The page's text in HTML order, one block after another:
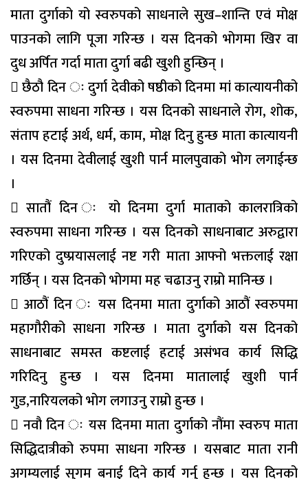
माता दुर्गाको यो स्वरुपको साधनाले सुख–शान्ति एवं मोक्ष
पाउनको लागि पूजा गरिन्छ । यस दिनको भोगमा खिर वा
दुध अर्पित गर्दा माता दुर्गा बढी खुशी हुन्छिन् ।
 छैठौ दिन ः दुर्गा देवीको षष्ठीको दिनमा मां कात्यायनीको
स्वरुपमा साधना गरिन्छ । यस दिनको साधनाले रोग, शोक,
संताप हटाई अर्थ, धर्म, काम, मोक्ष दिनु हुन्छ माता कात्यायनी
। यस दिनमा देवीलाई खुशी पार्न मालपुवाको भोग लगाईन्छ
।
 सातौं दिन ः यो दिनमा दुर्गा माताको कालरात्रिको
स्वरुपमा साधना गरिन्छ । यस दिनको साधनाबाट अरुद्वारा
गरिएको दुष्प्रयासलाई नष्ट गरी माता आफ्नो भक्तलाई रक्षा
गर्छिन् । यस दिनको भोगमा मह चढाउनु राम्रो मानिन्छ ।
 आठौं दिन ः यस दिनमा माता दुर्गाको आठौं स्वरुपमा
महागौरीको साधना गरिन्छ । माता दुर्गाको यस दिनको
साधनाबाट समस्त कष्टलाई हटाई असंभव कार्य सिद्धि
गरिदिनु हुन्छ । यस दिनमा मातालाई खुशी पार्न
गुड,नारियलको भोग लगाउनु राम्रो हुन्छ ।
 नवौ दिन ः यस दिनमा माता दुर्गाको नौंमा स्वरुप माता
सिद्धिदात्रीको रुपमा साधना गरिन्छ । यसबाट माता रानी
अगम्यलाई सुगम बनाई दिने कार्य गर्नु हुन्छ । यस दिनको